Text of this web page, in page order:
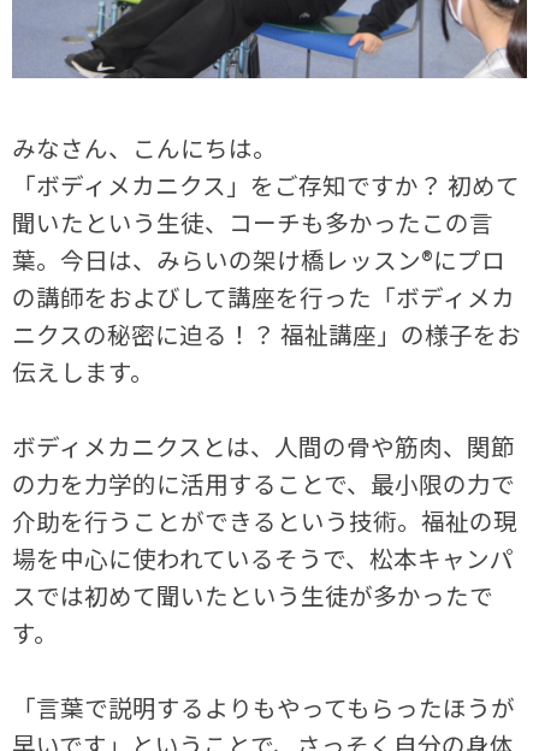
みなさん、こんにちは。
「ボディメカニクス」をご存知ですか？ 初めて
聞いたという生徒、コーチも多かったこの言
葉。今日は、みらいの架け橋レッスン®にプロ
の講師をおよびして講座を行った「ボディメカ
ニクスの秘密に迫る！？ 福祉講座」の様子をお
伝えします。
ボディメカニクスとは、人間の骨や筋肉、関節
の力を力学的に活用することで、最小限の力で
介助を行うことができるという技術。福祉の現
場を中心に使われているそうで、松本キャンパ
スでは初めて聞いたという生徒が多かったで
す。
「言葉で説明するよりもやってもらったほうが